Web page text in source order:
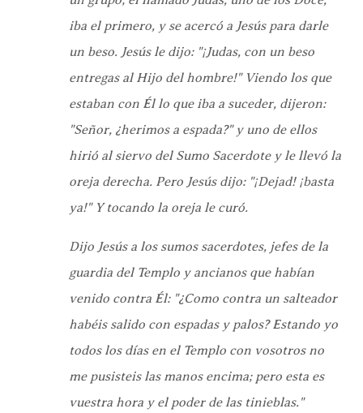
iba el primero, y se acercó a Jesús para darle
un beso. Jesús le dijo: "¡Judas, con un beso
entregas al Hijo del hombre!" Viendo los que
estaban con Él lo que iba a suceder, dijeron:
"Señor, ¿herimos a espada?" y uno de ellos
hirió al siervo del Sumo Sacerdote y le llevó la
oreja derecha. Pero Jesús dijo: "¡Dejad! ¡basta
ya!" Y tocando la oreja le curó.
Dijo Jesús a los sumos sacerdotes, jefes de la
guardia del Templo y ancianos que habían
venido contra Él: "¿Como contra un salteador
habéis salido con espadas y palos? Estando yo
todos los días en el Templo con vosotros no
me pusisteis las manos encima; pero esta es
vuestra hora y el poder de las tinieblas."